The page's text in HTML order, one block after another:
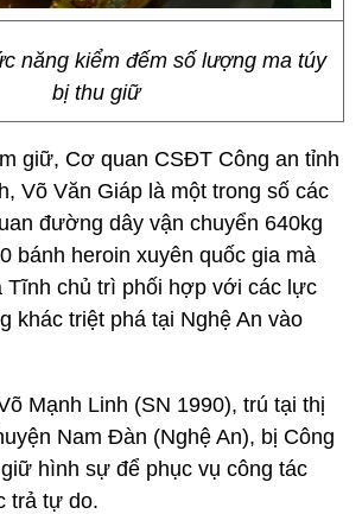
năng kiểm đếm số lượng ma túy
bị thu giữ
giữ, Cơ quan CSĐT Công an tỉnh
Võ Văn Giáp là một trong số các
đường dây vận chuyển 640kg
bánh heroin xuyên quốc gia mà
Tĩnh chủ trì phối hợp với các lực
khác triệt phá tại Nghệ An vào
Mạnh Linh (SN 1990), trú tại thị
Nam Đàn (Nghệ An), bị Công
hình sự để phục vụ công tác
trả tự do.